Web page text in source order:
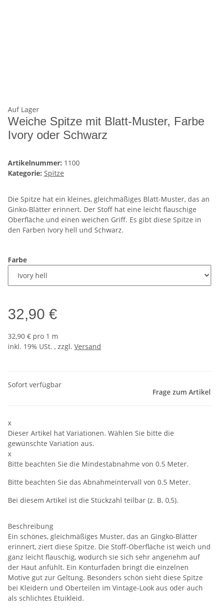
Auf Lager
Weiche Spitze mit Blatt-Muster, Farbe
Ivory oder Schwarz
Artikelnummer: 1100
Kategorie: Spitze
Die Spitze hat ein kleines, gleichmäßiges Blatt-Muster, das an
Ginko-Blätter erinnert. Der Stoff hat eine leicht flauschige
Oberfläche und einen weichen Griff. Es gibt diese Spitze in
den Farben Ivory hell und Schwarz.
Farbe
32,90 €
32,90 € pro 1 m
inkl. 19% USt. , zzgl. Versand
Sofort verfügbar
Frage zum Artikel
x
Dieser Artikel hat Variationen. Wählen Sie bitte die
gewünschte Variation aus.
x
Bitte beachten Sie die Mindestabnahme von 0.5 Meter.
Bitte beachten Sie das Abnahmeintervall von 0.5 Meter.
Bei diesem Artikel ist die Stückzahl teilbar (z. B. 0,5).
Beschreibung
Ein schönes, gleichmäßiges Muster, das an Gingko-Blätter
erinnert, ziert diese Spitze. Die Stoff-Oberfläche ist weich und
ganz leicht flauschig, wodurch sie sich sehr angenehm auf
der Haut anfühlt. Ein Konturfaden bringt die einzelnen
Motive gut zur Geltung. Besonders schön sieht diese Spitze
bei Kleidern und Oberteilen im Vintage-Look aus oder auch
als schlichtes Etuikleid.